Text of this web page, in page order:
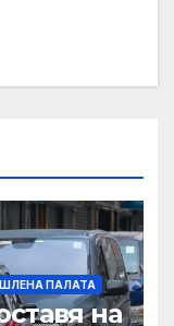
ПАЛАТА
на